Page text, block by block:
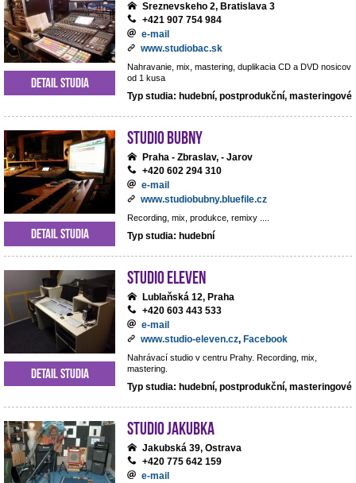
Sreznevskeho 2, Bratislava 3
+421 907 754 984
e-mail
www.studiobac.sk
Nahravanie, mix, mastering, duplikacia CD a DVD nosicov
od 1 kusa
Typ studia: hudební, postprodukční, masteringové
Detail studia
Studio BUBNY
Praha - Zbraslav, - Jarov
+420 602 294 310
e-mail
www.studiobubny.bluefile.cz
Recording, mix, produkce, remixy ....
Typ studia: hudební
Detail studia
Studio Eleven
Lublaňská 12, Praha
+420 603 443 533
e-mail
www.studio-eleven.cz, Facebook
Nahrávací studio v centru Prahy. Recording, mix,
mastering.
Typ studia: hudební, postprodukční, masteringové
Detail studia
Studio Jakubka
Jakubská 39, Ostrava
+420 775 642 159
e-mail